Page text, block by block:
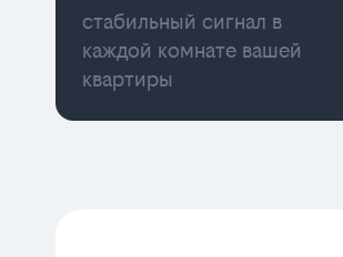
стабильный сигнал в
каждой комнате вашей
квартиры